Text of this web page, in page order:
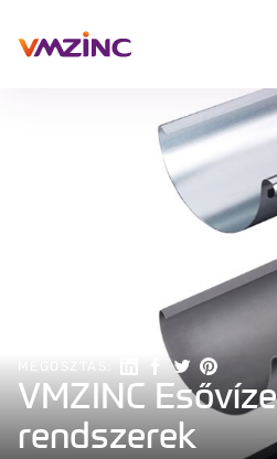
MEGOSZTÁS: Megosztás a
Megosztás
Megosztás
VMZINC
rendszerek